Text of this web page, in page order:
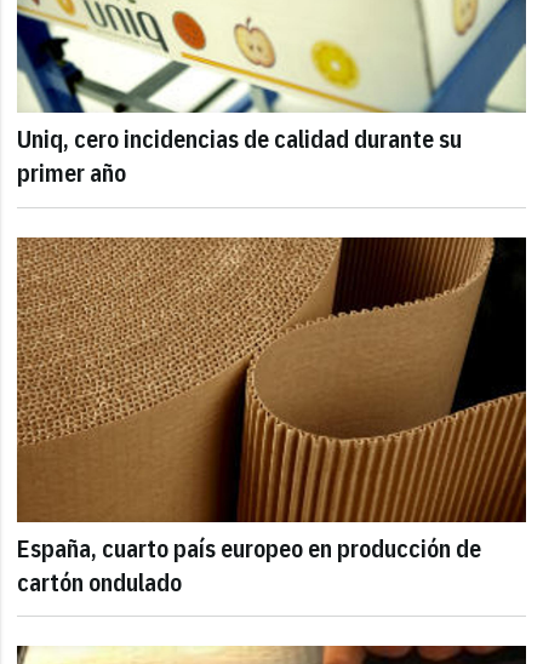
Uniq, cero incidencias de calidad durante su
primer año
España, cuarto país europeo en producción de
cartón ondulado